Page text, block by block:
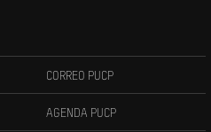
CORREO PUCP
AGENDA PUCP